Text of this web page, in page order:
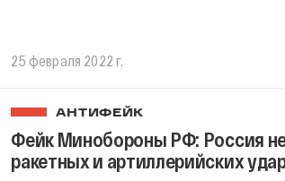
25 февраля 2022 г.
АНТИФЕЙК
Фейк Минобороны РФ: Россия
ракетных и артиллерийских